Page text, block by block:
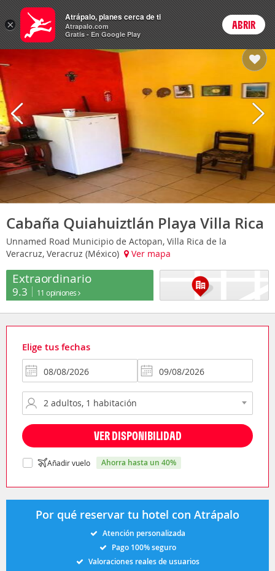
Hoteles Login
Cabaña Quiahuiztlán Playa Villa Rica
Unnamed Road Municipio de Actopan, Villa Rica de la
Veracruz, Veracruz (México)
Ver mapa
Extraordinario
9.3 11 opiniones
Elige tus fechas
VER DISPONIBILIDAD
Añadir vuelo ahorra hasta un 40%
Por qué reservar tu hotel con Atrápalo
Atención personalizada
Pago 100% seguro
Valoraciones reales de usuarios
×
Atrápalo, planes cerca de ti
Atrapalo.com
Gratis - En Google Play
ABRIR